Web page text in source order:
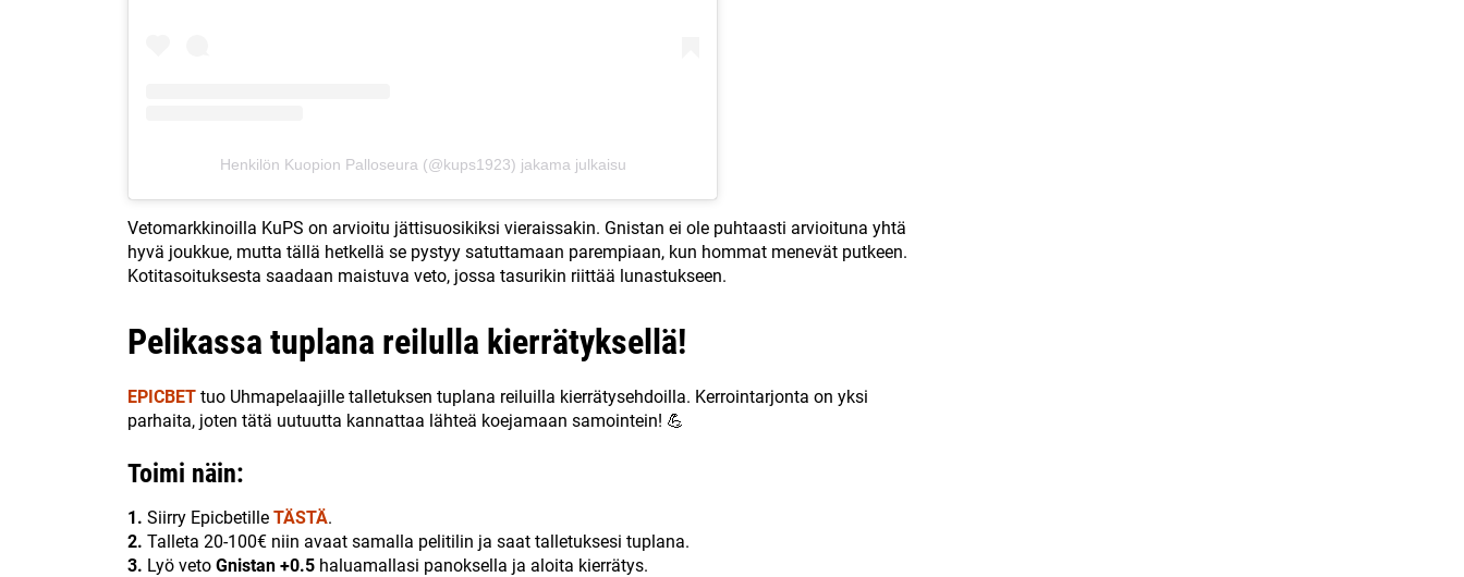
Henkilön Kuopion Palloseura (@kups1923) jakama julkaisu
Vetomarkkinoilla KuPS on arvioitu jättisuosikiksi vieraissakin. Gnistan ei ole puhtaasti arvioituna yhtä
hyvä joukkue, mutta tällä hetkellä se pystyy satuttamaan parempiaan, kun hommat menevät putkeen.
Kotitasoituksesta saadaan maistuva veto, jossa tasurikin riittää lunastukseen.
Pelikassa tuplana reilulla kierrätyksellä!
EPICBET tuo Uhmapelaajille talletuksen tuplana reiluilla kierrätysehdoilla. Kerrointarjonta on yksi
parhaita, joten tätä uutuutta kannattaa lähteä koejamaan samointein! 💪
Toimi näin:
1. Siirry Epicbetille TÄSTÄ.
2. Talleta 20-100€ niin avaat samalla pelitilin ja saat talletuksesi tuplana.
3. Lyö veto Gnistan +0.5 haluamallasi panoksella ja aloita kierrätys.